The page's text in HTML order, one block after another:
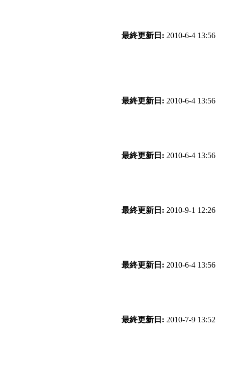
最終更新日: 2010-6-4 13:56
最終更新日: 2010-6-4 13:56
最終更新日: 2010-6-4 13:56
最終更新日: 2010-9-1 12:26
最終更新日: 2010-6-4 13:56
最終更新日: 2010-7-9 13:52